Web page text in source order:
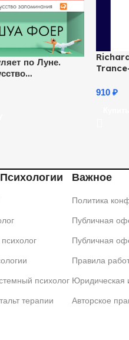
по Луне.
910₽
психолог
терапии
Важное
Политика
Публичная
Публичная
Правила
Юридическая
Авторское